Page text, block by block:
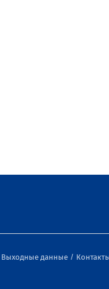
Выходные данные